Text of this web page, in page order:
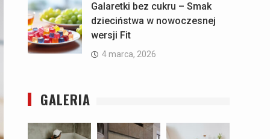
Galaretki bez cukru – Smak
dzieciństwa w nowoczesnej
wersji Fit
4 marca, 2026
GALERIA